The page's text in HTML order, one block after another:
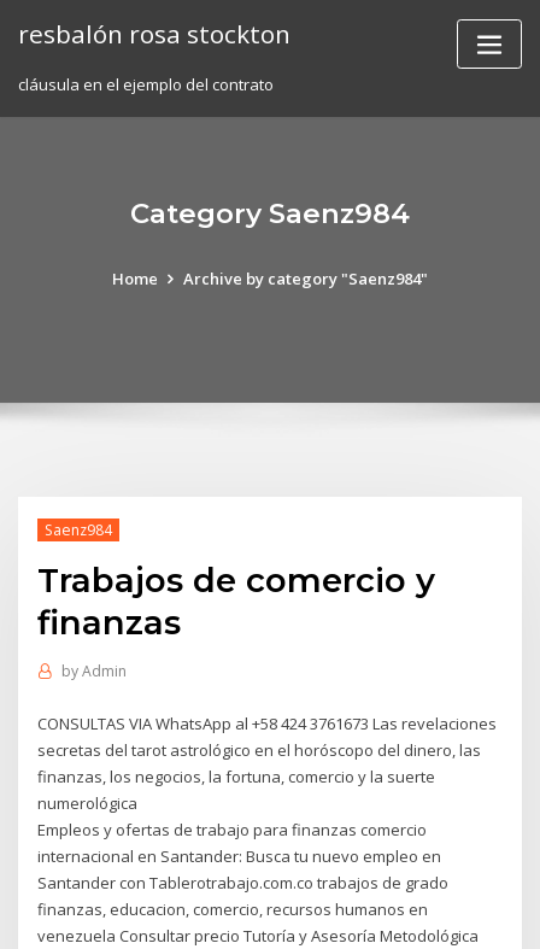
resbalón rosa stockton
cláusula en el ejemplo del contrato
Category Saenz984
Home Archive by category "Saenz984"
Saenz984
Trabajos de comercio y
finanzas
byAdmin
CONSULTAS VIA WhatsApp al +58 424 3761673 Las revelaciones
secretas del tarot astrológico en el horóscopo del dinero, las
finanzas, los negocios, la fortuna, comercio y la suerte
numerológica
Empleos y ofertas de trabajo para finanzas comercio
internacional en Santander: Busca tu nuevo empleo en
Santander con Tablerotrabajo.com.co trabajos de grado
finanzas, educacion, comercio, recursos humanos en
venezuela Consultar precio Tutoría y Asesoría Metodológica